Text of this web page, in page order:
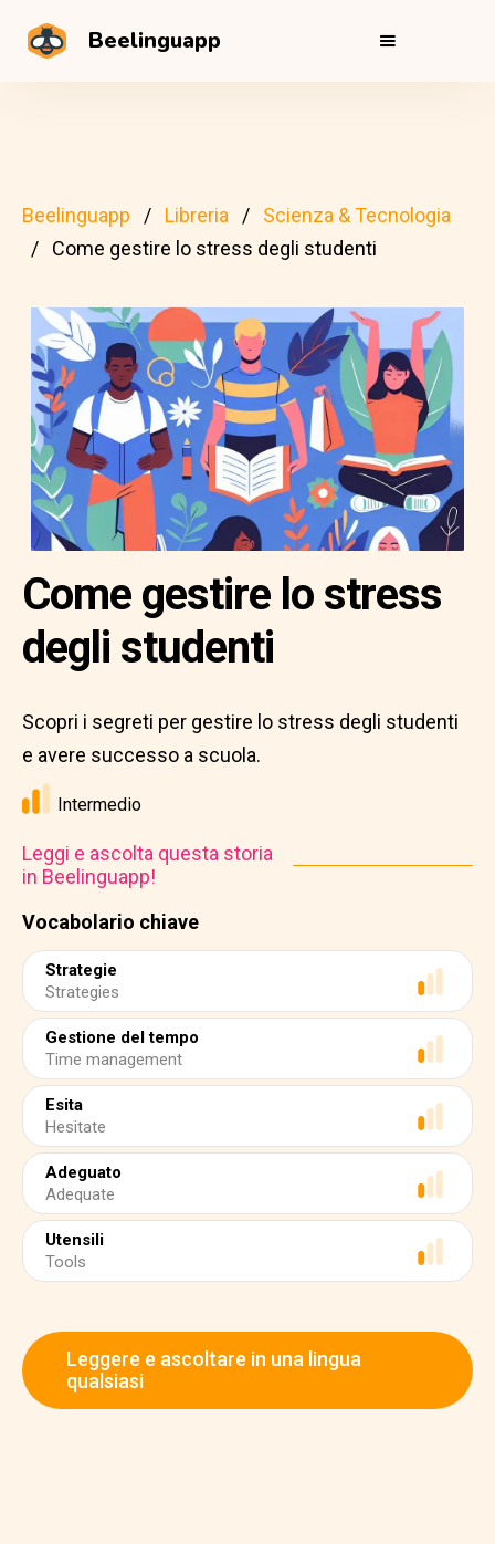
Beelinguapp
Beelinguapp Libreria
Scienza & Tecnologia
Come gestire lo stress degli studenti
Vocabolario chiave
Strategie
Strategies
Gestione del tempo
Time management
Esita
Hesitate
Adeguato
Adequate
Utensili
Tools
Come gestire lo stress
degli studenti
Scopri i segreti per gestire lo stress degli studenti
e avere successo a scuola.
Intermedio
Leggi e ascolta questa storia
in Beelinguapp!
Leggere e ascoltare in una lingua
qualsiasi